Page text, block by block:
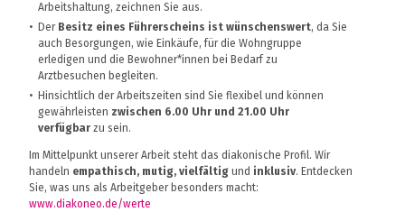
Arbeitshaltung, zeichnen Sie aus.
Der Besitz eines Führerscheins ist wünschenswert, da Sie
auch Besorgungen, wie Einkäufe, für die Wohngruppe
erledigen und die Bewohner*innen bei Bedarf zu
Arztbesuchen begleiten.
Hinsichtlich der Arbeitszeiten sind Sie flexibel und können
gewährleisten zwischen 6.00 Uhr und 21.00 Uhr
verfügbar zu sein.
Im Mittelpunkt unserer Arbeit steht das diakonische Profil. Wir
handeln empathisch, mutig, vielfältig und inklusiv. Entdecken
Sie, was uns als Arbeitgeber besonders macht:
www.diakoneo.de/werte